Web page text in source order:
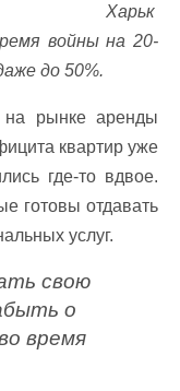
Харьк
войны на 20-
до 50%.
на рынке аренды
квартир уже
где-то вдвое.
готовы отдавать
услуг.
свою
о
время